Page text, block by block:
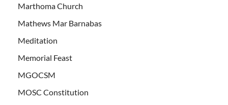
Marthoma Church
Mathews Mar Barnabas
Meditation
Memorial Feast
MGOCSM
MOSC Constitution